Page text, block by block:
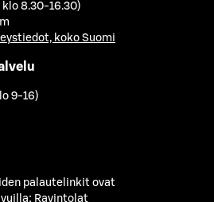
8.30-16.30)
koko Suomi
9-16)
palautelinkit ovat
Ravintolat